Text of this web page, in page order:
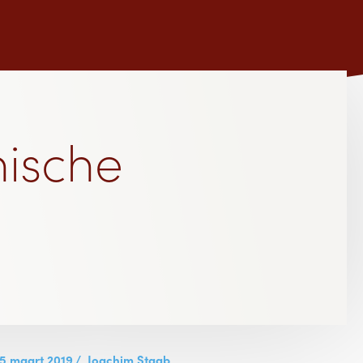
maart 2019 / Joachim Staab